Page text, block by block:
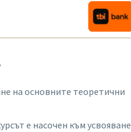
на основните теоретични
е насочен към усвояване